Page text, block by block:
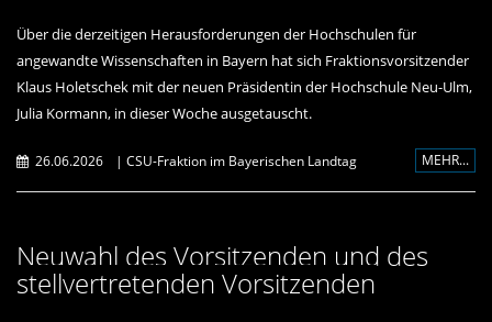
Über die derzeitigen Herausforderungen der Hochschulen für
angewandte Wissenschaften in Bayern hat sich Fraktionsvorsitzender
Klaus Holetschek mit der neuen Präsidentin der Hochschule Neu-Ulm,
Julia Kormann, in dieser Woche ausgetauscht.
26.06.2026 | CSU-Fraktion im Bayerischen Landtag MEHR...
Neuwahl des Vorsitzenden und des
stellvertretenden Vorsitzenden